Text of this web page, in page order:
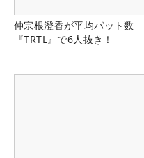
仲宗根澄香が平均パット数
『TRTL』で6人抜き！